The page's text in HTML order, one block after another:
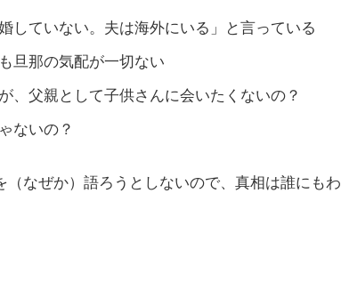
していない。夫は海外にいる」と言っている
旦那の気配が一切ない
、父親として子供さんに会いたくないの？
ないの？
（なぜか）語ろうとしないので、真相は誰にもわ